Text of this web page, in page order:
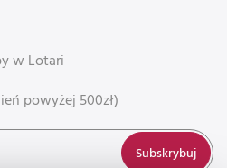
w Lotari
powyżej 500zł)
Subskrybuj